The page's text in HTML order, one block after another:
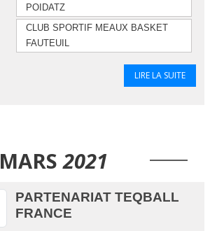
POIDATZ
CLUB SPORTIF MEAUX BASKET
FAUTEUIL
LIRE LA SUITE
MARS 2021
PARTENARIAT TEQBALL
FRANCE